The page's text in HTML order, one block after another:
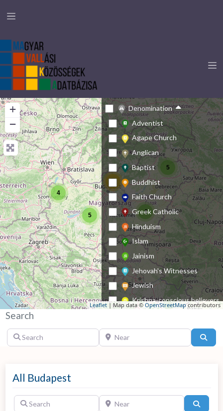
23
4
5 4
5
+
−
Leaflet | Map data © OpenStreetMap contributors
Denomination
Adventist
Agape Church
Anglican
Baptist
Buddhist
Faith Church
Greek Catholic
Hinduism
Islam
Jainism
Jehovah's Witnesses
Jewish
Krishna-conscious believers
Methodist
Mormonism
Other denomination
Search
Search Near
All Budapest
Search Near